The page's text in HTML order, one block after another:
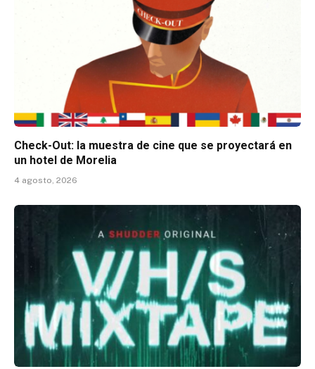
Check-Out: la muestra de cine que se proyectará en
un hotel de Morelia
4 agosto, 2026